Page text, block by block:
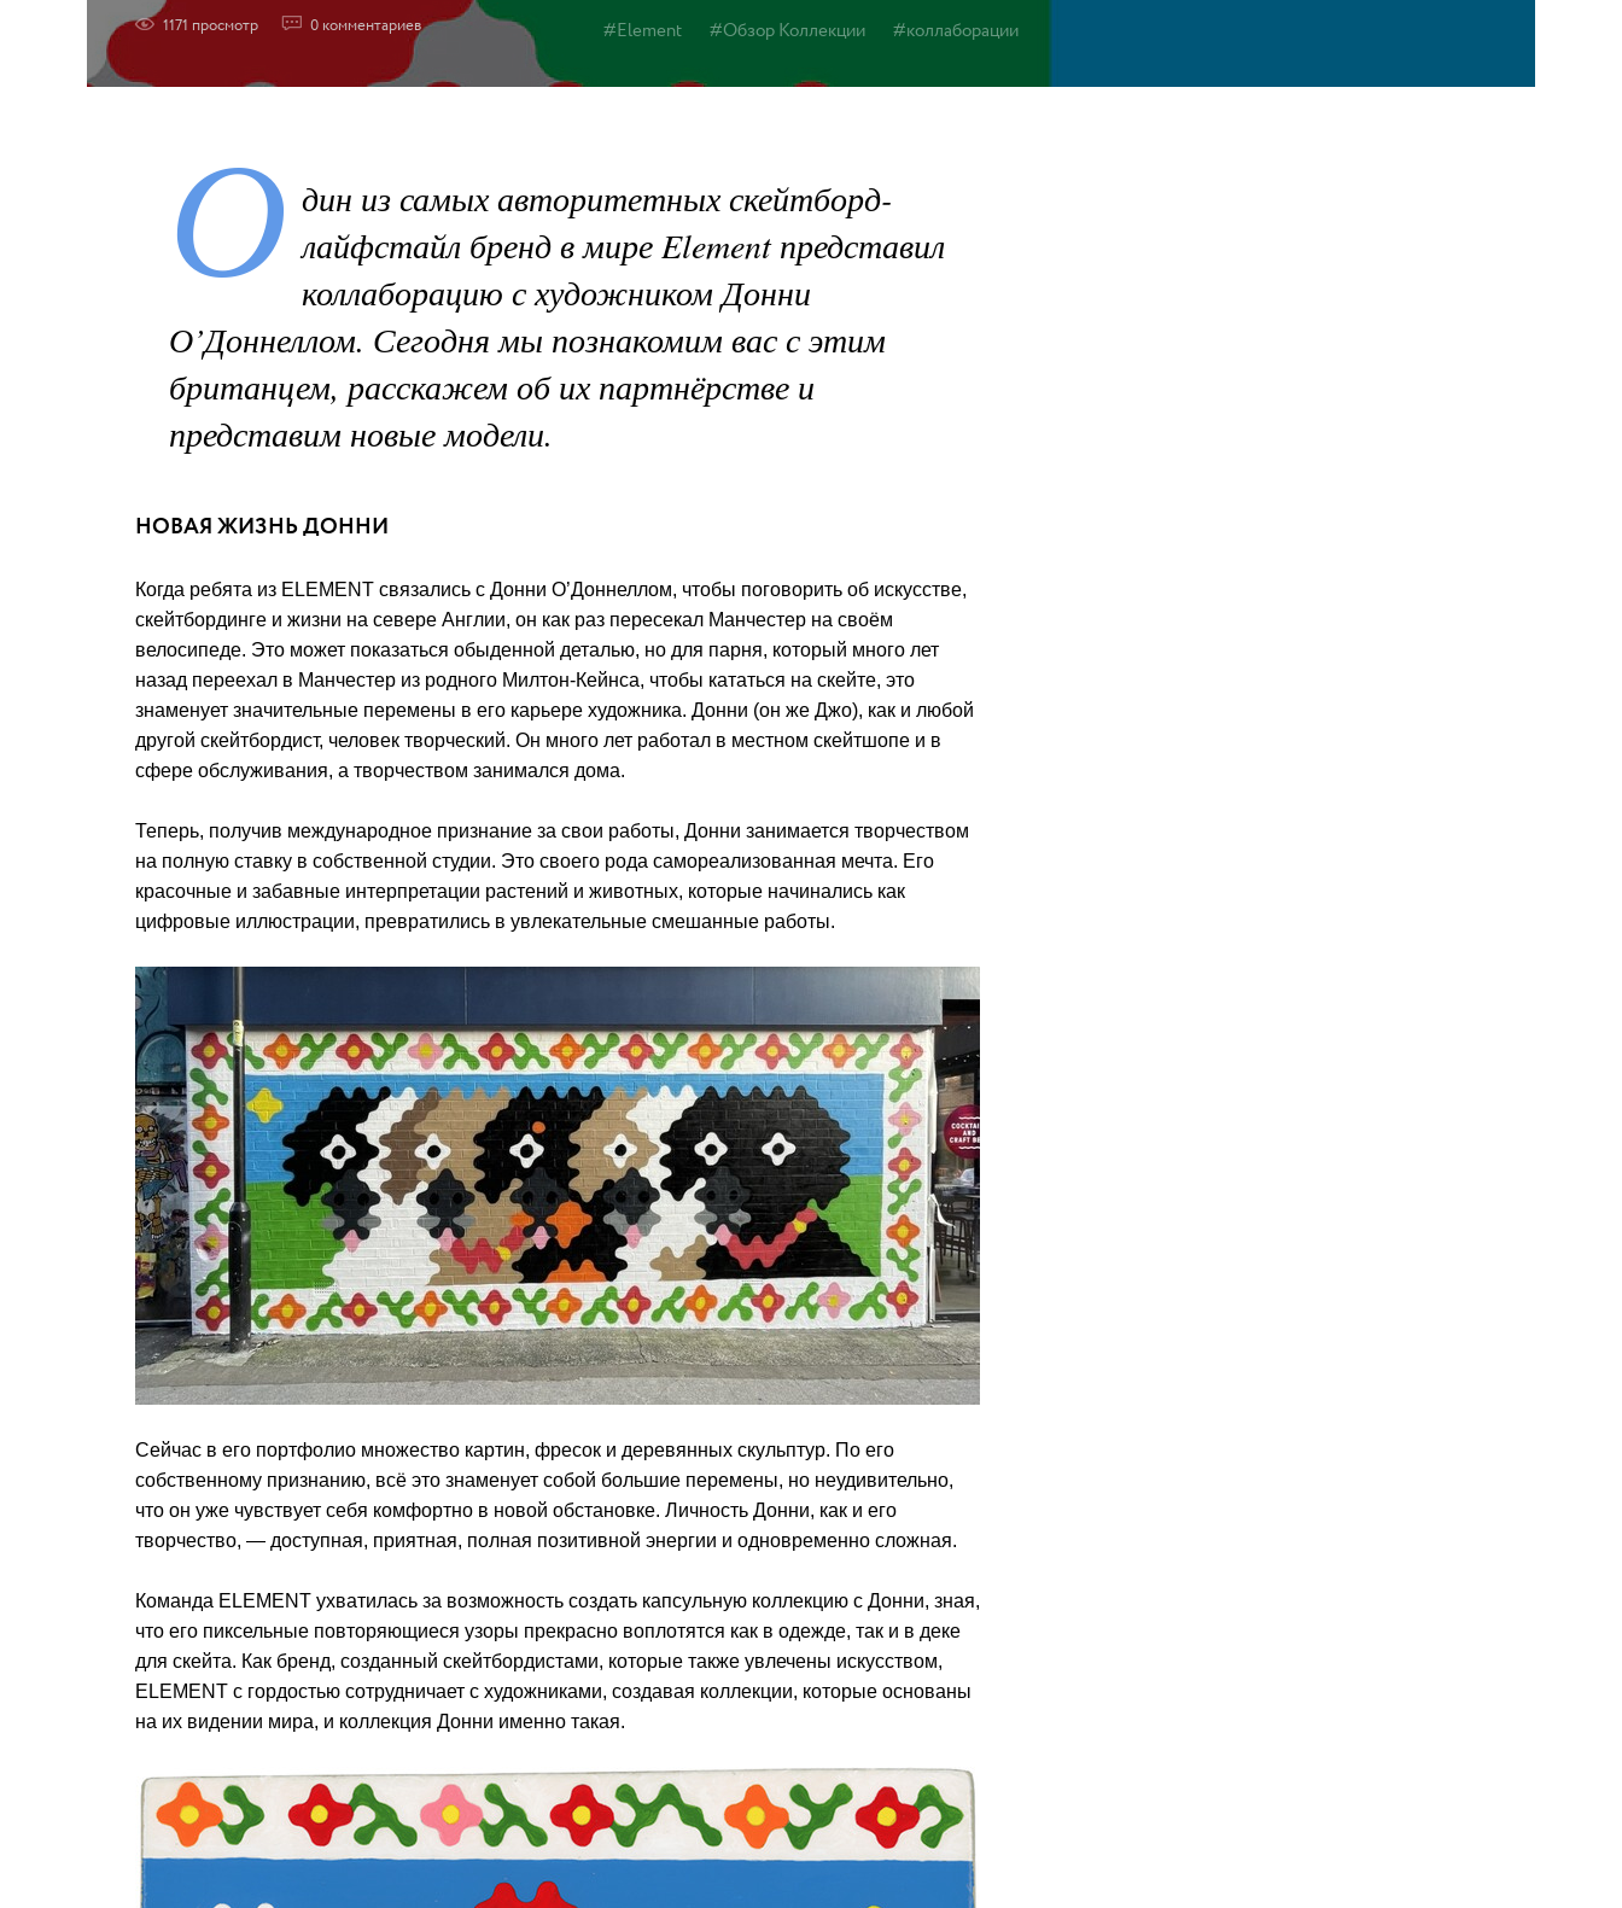
1171 просмотр 0 комментариев #Element #Обзор Коллекции #коллаборации
О дин из самых авторитетных скейтборд-
лайфстайл бренд в мире Element представил
коллаборацию с художником Донни
О’Доннеллом. Сегодня мы познакомим вас с этим
британцем, расскажем об их партнёрстве и
представим новые модели.
НОВАЯ ЖИЗНЬ ДОННИ
Когда ребята из ELEMENT связались с Донни О’Доннеллом, чтобы поговорить об искусстве,
скейтбординге и жизни на севере Англии, он как раз пересекал Манчестер на своём
велосипеде. Это может показаться обыденной деталью, но для парня, который много лет
назад переехал в Манчестер из родного Милтон-Кейнса, чтобы кататься на скейте, это
знаменует значительные перемены в его карьере художника. Донни (он же Джо), как и любой
другой скейтбордист, человек творческий. Он много лет работал в местном скейтшопе и в
сфере обслуживания, а творчеством занимался дома.
Теперь, получив международное признание за свои работы, Донни занимается творчеством
на полную ставку в собственной студии. Это своего рода самореализованная мечта. Его
красочные и забавные интерпретации растений и животных, которые начинались как
цифровые иллюстрации, превратились в увлекательные смешанные работы.
Сейчас в его портфолио множество картин, фресок и деревянных скульптур. По его
собственному признанию, всё это знаменует собой большие перемены, но неудивительно,
что он уже чувствует себя комфортно в новой обстановке. Личность Донни, как и его
творчество, — доступная, приятная, полная позитивной энергии и одновременно сложная.
Команда ELEMENT ухватилась за возможность создать капсульную коллекцию с Донни, зная,
что его пиксельные повторяющиеся узоры прекрасно воплотятся как в одежде, так и в деке
для скейта. Как бренд, созданный скейтбордистами, которые также увлечены искусством,
ELEMENT с гордостью сотрудничает с художниками, создавая коллекции, которые основаны
на их видении мира, и коллекция Донни именно такая.